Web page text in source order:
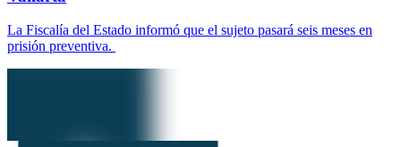
La Fiscalía del Estado informó que el sujeto pasará seis meses en
prisión preventiva.